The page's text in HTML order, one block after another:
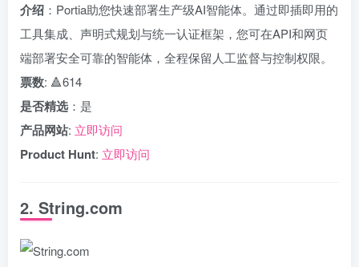
介绍 ：Portia助您快速部署生产级AI智能体。通过即插即用的
工具集成、声明式规划与统一认证框架，您可在API和网页
端部署安全可靠的智能体，全程保留人工监督与控制权限。
票数: 🔺614
是否精选 ：是
产品网站: 立即访问
Product Hunt: 立即访问
2. String.com